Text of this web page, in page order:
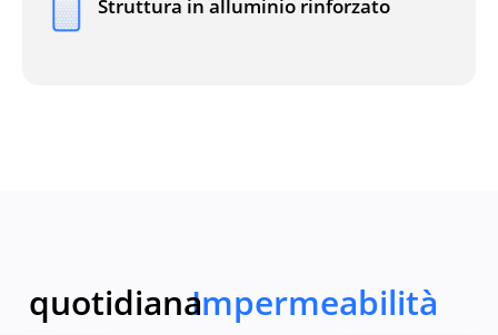
Impermeabilità
quotidiana